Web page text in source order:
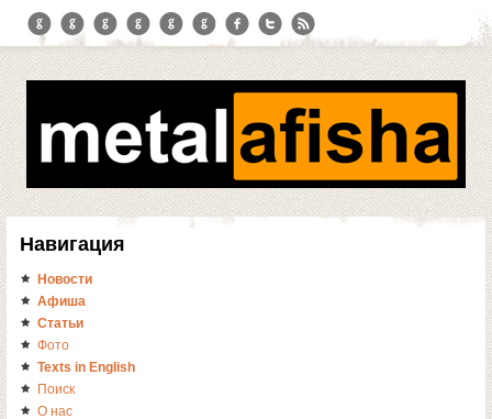
Навигация
Новости
Афиша
Статьи
Фото
Texts in English
Поиск
О нас